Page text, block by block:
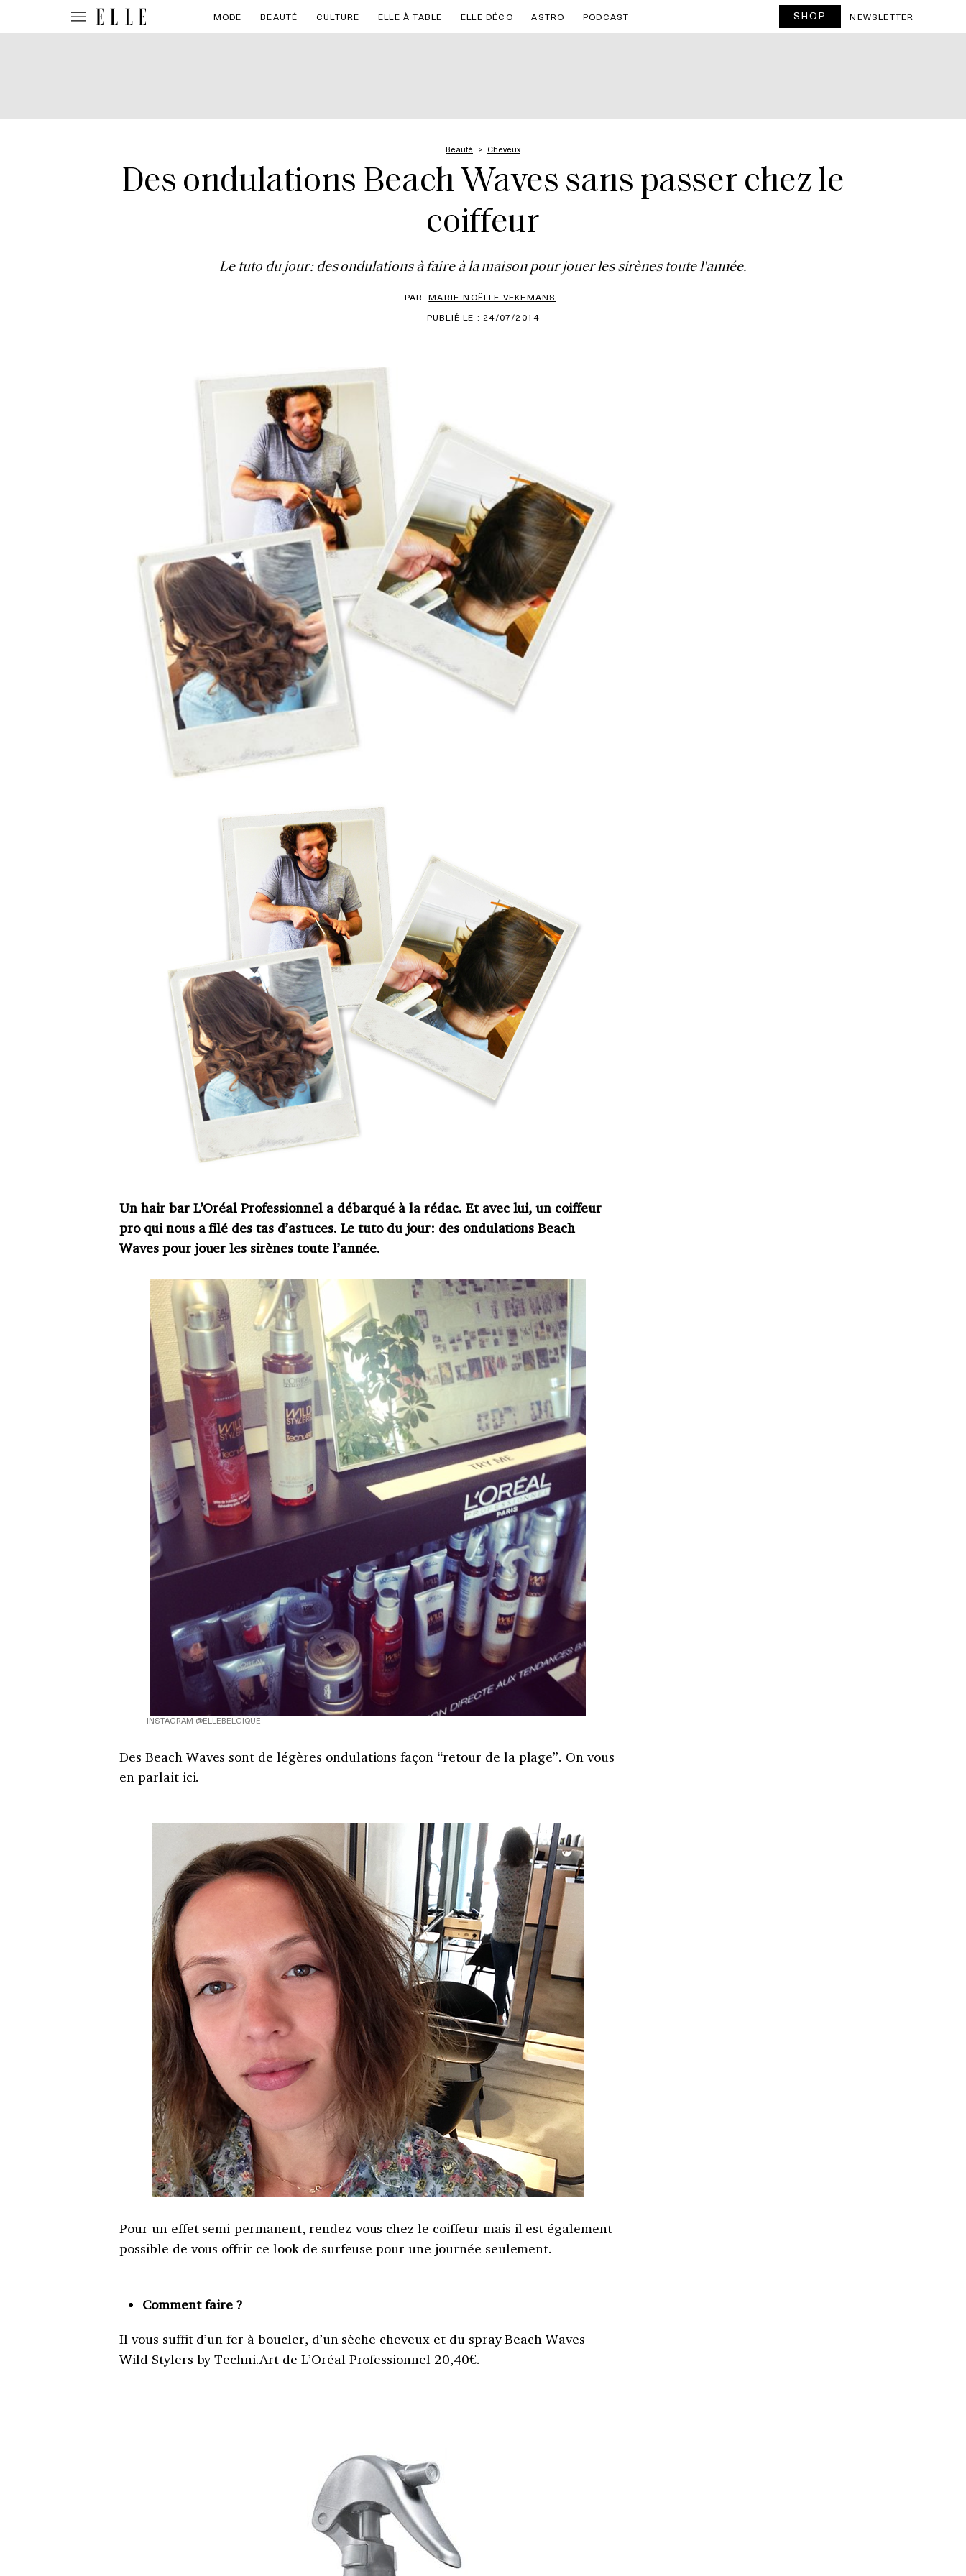
MODE BEAUTÉ CULTURE ELLE À TABLE ELLE DÉCO ASTRO PODCAST SHOP NEWSLETTER
Beauté Cheveux
Des ondulations Beach Waves sans passer chez le
coiffeur
Le tuto du jour: des ondulations à faire à la maison pour jouer les sirènes toute l'année.
PAR MARIE-NOËLLE VEKEMANS
PUBLIÉ LE : 24/07/2014
Un hair bar L’Oréal Professionnel a débarqué à la rédac. Et avec lui, un coiffeur
pro qui nous a filé des tas d’astuces. Le tuto du jour: des ondulations Beach
Waves pour jouer les sirènes toute l’année.
INSTAGRAM @ELLEBELGIQUE
Des Beach Waves sont de légères ondulations façon “retour de la plage”. On vous
en parlait ici.
Pour un effet semi-permanent, rendez-vous chez le coiffeur mais il est également
possible de vous offrir ce look de surfeuse pour une journée seulement.
Comment faire ?
Il vous suffit d’un fer à boucler, d’un sèche cheveux et du spray Beach Waves
Wild Stylers by Techni.Art de L’Oréal Professionnel 20,40€.